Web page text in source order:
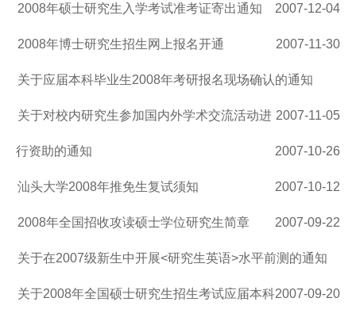
2008年硕士研究生入学考试准考证寄出通知 2007-12-04
2008年博士研究生招生网上报名开通 2007-11-30
关于应届本科毕业生2008年考研报名现场确认的通知
2007-11-05
关于对校内研究生参加国内外学术交流活动进
行资助的通知 2007-10-26
汕头大学2008年推免生复试须知 2007-10-12
2008年全国招收攻读硕士学位研究生简章 2007-09-22
关于在2007级新生中开展<研究生英语>水平前测的通知
2007-09-20
关于2008年全国硕士研究生招生考试应届本科